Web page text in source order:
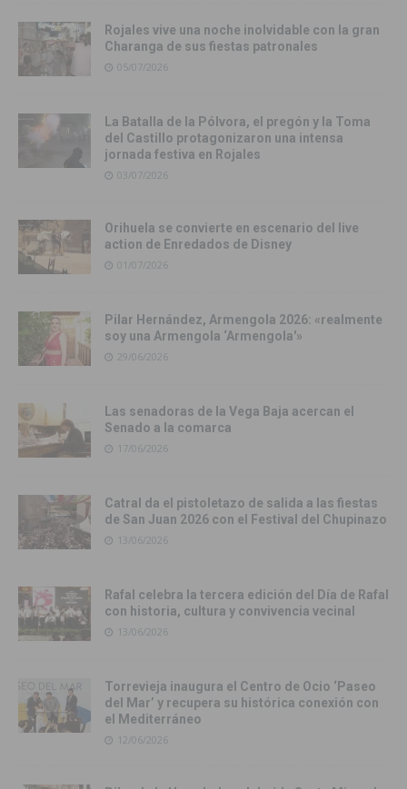
Rojales vive una noche inolvidable con la gran
Charanga de sus fiestas patronales
05/07/2026
La Batalla de la Pólvora, el pregón y la Toma
del Castillo protagonizaron una intensa
jornada festiva en Rojales
03/07/2026
Orihuela se convierte en escenario del live
action de Enredados de Disney
01/07/2026
Pilar Hernández, Armengola 2026: «realmente
soy una Armengola ‘Armengola'»
29/06/2026
Las senadoras de la Vega Baja acercan el
Senado a la comarca
17/06/2026
Catral da el pistoletazo de salida a las fiestas
de San Juan 2026 con el Festival del Chupinazo
13/06/2026
Rafal celebra la tercera edición del Día de Rafal
con historia, cultura y convivencia vecinal
13/06/2026
Torrevieja inaugura el Centro de Ocio ‘Paseo
del Mar’ y recupera su histórica conexión con
el Mediterráneo
12/06/2026